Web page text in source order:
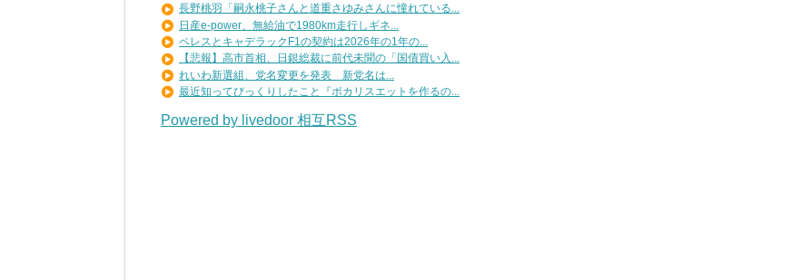
長野桃羽「嗣永桃子さんと道重さゆみさんに憧れている...
日産e-power、無給油で1980km走行しギネ...
ペレスとキャデラックF1の契約は2026年の1年の...
【悲報】高市首相、日銀総裁に前代未聞の「国債買い入...
れいわ新選組、党名変更を発表 新党名は...
最近知ってびっくりしたこと『ポカリスエットを作るの...
Powered by livedoor 相互RSS